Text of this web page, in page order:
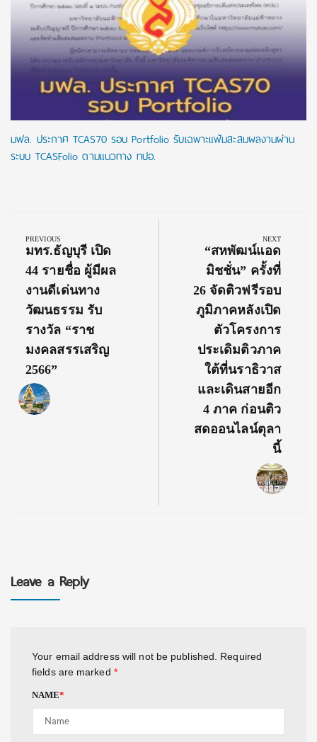
มฟล. ประกาศ TCAS70 รอบ Portfolio รับเฉพาะแฟ้มสะสมผลงานผ่าน
ระบบ TCASFolio ตามแนวทาง ทปอ.
navigation
PREVIOUS
Previous
Post:
มทร.ธัญบุรี เปิด
44 รายชื่อ ผู้มีผล
งานดีเด่นทาง
วัฒนธรรม รับ
รางวัล “ราช
มงคลสรรเสริญ
2566”
NEXT
Next
Post:
“สหพัฒน์แอด
มิชชั่น” ครั้งที่
26 จัดติวฟรีรอบ
ภูมิภาคหลังเปิด
ตัวโครงการ
ประเดิมติวภาค
ใต้ที่นราธิวาส
และเดินสายอีก
4 ภาค ก่อนติว
สดออนไลน์ตุลา
นี้
Leave a Reply
Your email address will not be published.
Required
fields are marked *
NAME*